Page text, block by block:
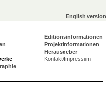
English version
Editionsinformationen
Projektinformationen
Herausgeber
Kontakt/Impressum